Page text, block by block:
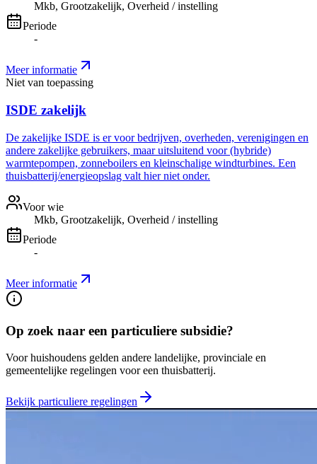
Mkb, Grootzakelijk, Overheid / instelling
Periode
-
Meer informatie
Niet van toepassing
ISDE zakelijk
De zakelijke ISDE is er voor bedrijven, overheden, verenigingen en
andere zakelijke gebruikers, maar uitsluitend voor (hybride)
warmtepompen, zonneboilers en kleinschalige windturbines. Een
thuisbatterij/energieopslag valt hier niet onder.
Voor wie
Mkb, Grootzakelijk, Overheid / instelling
Periode
-
Meer informatie
Op zoek naar een particuliere subsidie?
Voor huishoudens gelden andere landelijke, provinciale en
gemeentelijke regelingen voor een thuisbatterij.
Bekijk particuliere regelingen